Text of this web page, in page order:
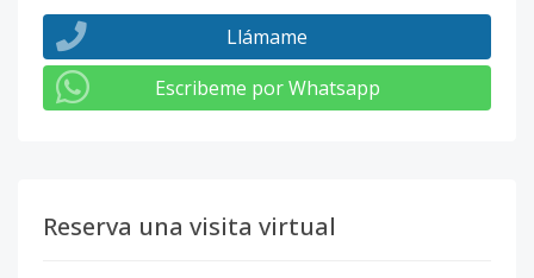
Llámame
Escribeme por Whatsapp
Reserva una visita virtual